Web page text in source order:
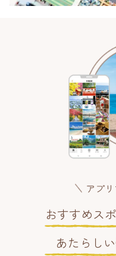
アプ
おすすめス
あたらし